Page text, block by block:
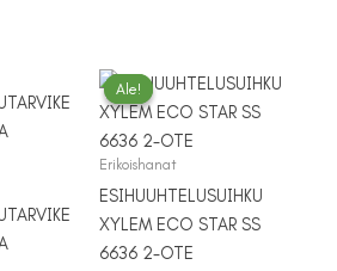
Ale!
Ale!
Erikoishanat
ESIHUUHTELUSUIHKU
XYLEM ECO STAR SS
6636 2-OTE